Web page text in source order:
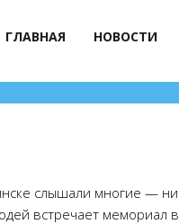
ГЛАВНАЯ НОВОСТИ
слышали многие —
встречает мемориал